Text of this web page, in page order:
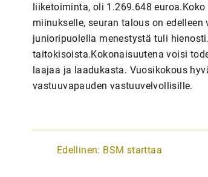
liiketoiminta, oli 1.269.648
miinukselle, seuran talous on
junioripuolella menestystä tuli
taitokisoista.Kokonaisuutena voisi
laajaa ja laadukasta. Vuosikokous
vastuuvapauden vastuuvelvollisille.
A
Edellinen: BSM starttaa